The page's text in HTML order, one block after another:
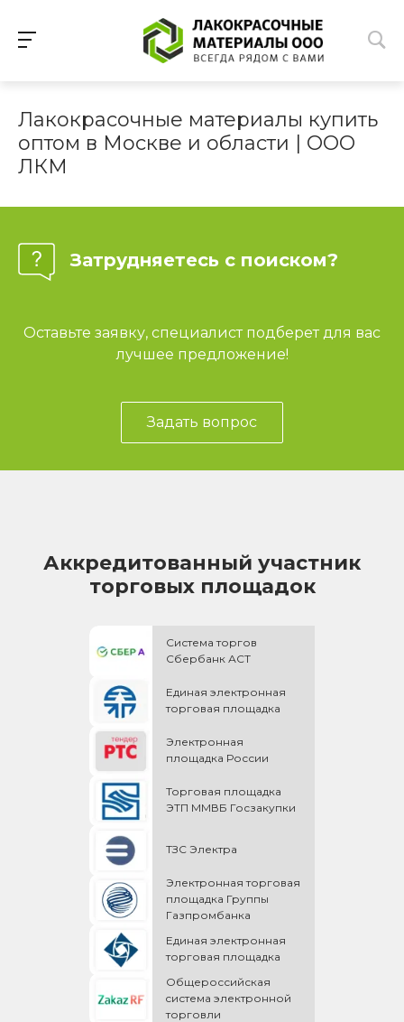
Лакокрасочные материалы купить
оптом в Москве и области | ООО
ЛКМ
Затрудняетесь с поиском?
Оставьте заявку, специалист подберет для вас
лучшее предложение!
Задать вопрос
Аккредитованный участник
торговых площадок
Система торгов
Сбербанк АСТ
Единая электронная
торговая площадка
Электронная
площадка России
Торговая площадка
ЭТП ММВБ Госзакупки
ТЗС Электра
Электронная торговая
площадка Группы
Газпромбанка
Единая электронная
торговая площадка
Общероссийская
cистема электронной
торговли